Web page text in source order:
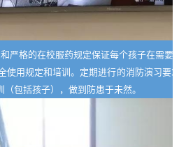
严格的在校服药规定保证每个孩子在需要
使用规定和培训。定期进行的消防演习要
包括孩子），做到防患于未然。